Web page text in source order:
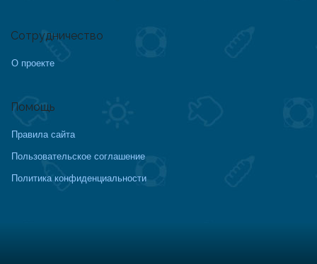
Сотрудничество
О проекте
Помощь
Правила сайта
Пользовательское соглашение
Политика конфиденциальности